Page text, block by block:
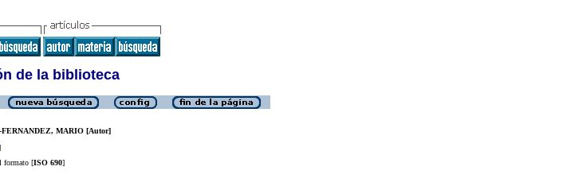
de la biblioteca
MARIO [Autor]
formato [ISO 690]